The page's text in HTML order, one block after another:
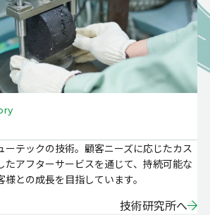
ーテックの技術。顧客ニーズに応じたカス
たアフターサービスを通じて、持続可能な
との成長を目指しています。
技術研究所へ